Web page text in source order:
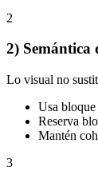
2
2) Semántica
Lo visual no
Usa bloque
Reserva
Mantén
3